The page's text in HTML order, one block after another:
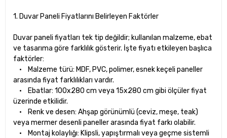
1. Duvar Paneli Fiyatlarını Belirleyen Faktörler
Duvar paneli fiyatları tek tip değildir; kullanılan malzeme, ebat
ve tasarıma göre farklılık gösterir. İşte fiyatı etkileyen başlıca
faktörler:
• Malzeme türü: MDF, PVC, polimer, esnek keçeli paneller
arasında fiyat farklılıkları vardır.
• Ebatlar: 100x280 cm veya 15x280 cm gibi ölçüler fiyat
üzerinde etkilidir.
• Renk ve desen: Ahşap görünümlü (ceviz, meşe, teak)
veya mermer desenli paneller arasında fiyat farkı olabilir.
• Montaj kolaylığı: Klipsli, yapıştırmalı veya geçme sistemli